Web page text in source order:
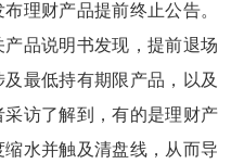
理财产品提前终止公告。
品说明书发现，提前退场
最低持有期限产品，以及
访了解到，有的是理财产
水并触及清盘线，从而导